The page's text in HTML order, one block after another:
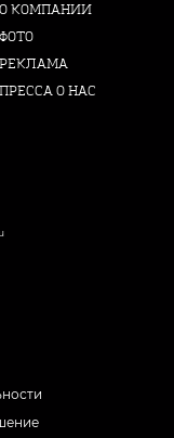
О КОМПАНИИ
ФОТО
РЕКЛАМА
ПРЕССА О НАС